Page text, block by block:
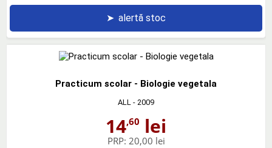
➤ alertă stoc
Practicum scolar - Biologie vegetala
ALL - 2009
14,60 lei
PRP: 20,00 lei